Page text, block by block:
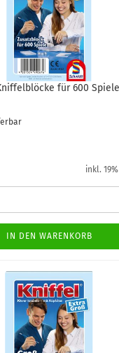
für 600
inkl.
IN DEN WARENKORB